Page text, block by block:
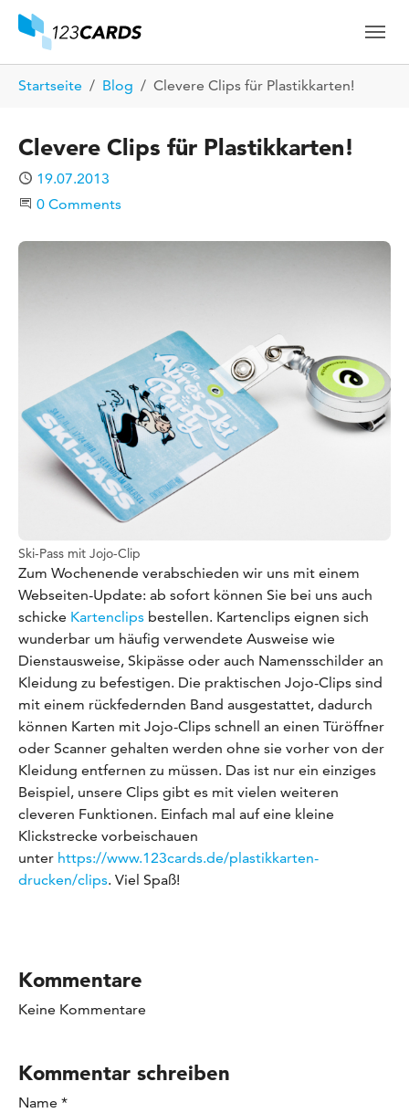
Skip to main content
Skip to page footer
Startseite Blog Clevere Clips für Plastikkarten!
Clevere Clips für Plastikkarten!
Published
19.07.2013
Start the Conversation
0 Comments
Show larger version for:
Ski-Pass mit Jojo-Clip
Zum Wochenende verabschieden wir uns mit einem
Webseiten-Update: ab sofort können Sie bei uns auch
schicke Kartenclips bestellen. Kartenclips eignen sich
wunderbar um häufig verwendete Ausweise wie
Dienstausweise, Skipässe oder auch Namensschilder an
Kleidung zu befestigen. Die praktischen Jojo-Clips sind
mit einem rückfedernden Band ausgestattet, dadurch
können Karten mit Jojo-Clips schnell an einen Türöffner
oder Scanner gehalten werden ohne sie vorher von der
Kleidung entfernen zu müssen. Das ist nur ein einziges
Beispiel, unsere Clips gibt es mit vielen weiteren
cleveren Funktionen. Einfach mal auf eine kleine
Klickstrecke vorbeischauen
unter https://www.123cards.de/plastikkarten-
drucken/clips. Viel Spaß!
Kommentare
Keine Kommentare
Kommentar schreiben
Name *